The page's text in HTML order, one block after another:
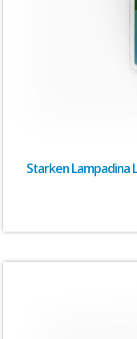
Starken Lampadina